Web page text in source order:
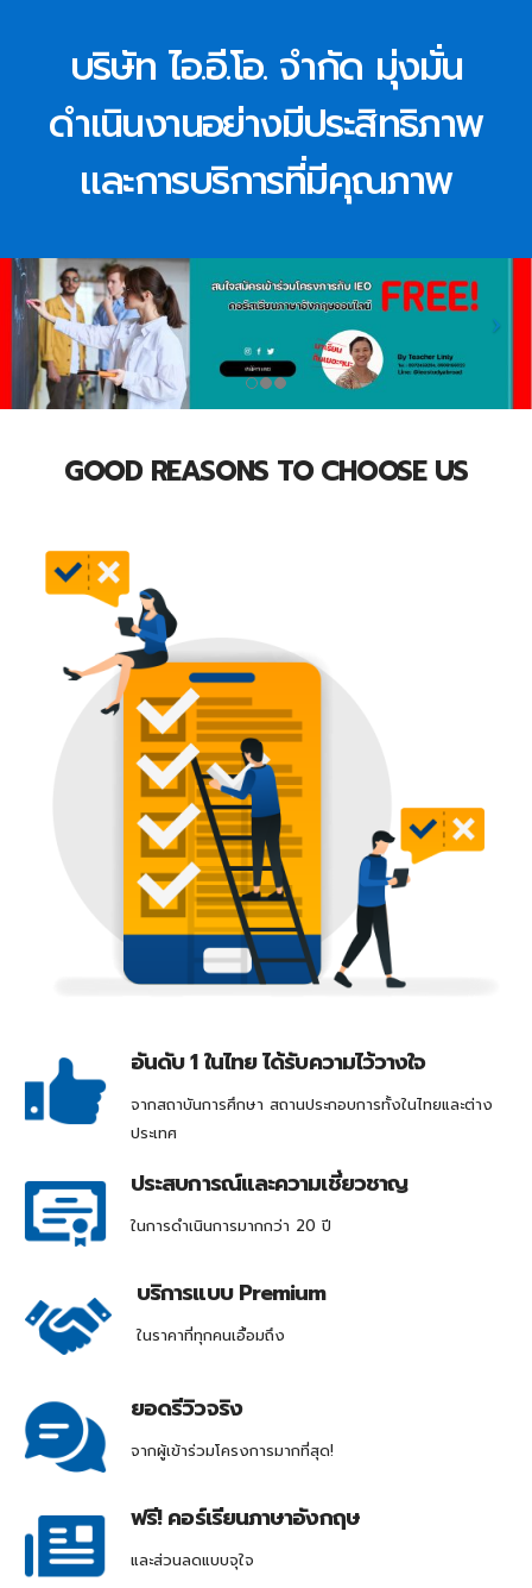
บริษัท ไอ.อี.โอ. จำกัด มุ่งมั่น
ดำเนินงานอย่างมีประสิทธิภาพ
และการบริการที่มีคุณภาพ
GOOD REASONS TO CHOOSE US
อันดับ 1 ในไทย ได้รับความไว้วางใจ
จากสถาบันการศึกษา สถานประกอบการทั้งในไทยและต่าง
ประเทศ
ประสบการณ์และความเชี่ยวชาญ
ในการดำเนินการมากกว่า 20 ปี
บริการแบบ Premium
ในราคาที่ทุกคนเอื้อมถึง
ยอดรีวิวจริง
จากผู้เข้าร่วมโครงการมากที่สุด!
ฟรี! คอร์เรียนภาษาอังกฤษ
และส่วนลดแบบจุใจ